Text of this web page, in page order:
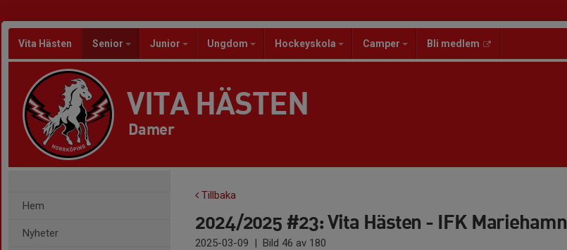
Vita Hästen Senior Junior Ungdom Hockeyskola Camper Bli medlem
VITA HÄSTEN
Damer
Hem
Nyheter
Tillbaka
2024/2025 #23: Vita Hästen - IFK Mariehamn
2025-03-09 | Bild 46 av 180